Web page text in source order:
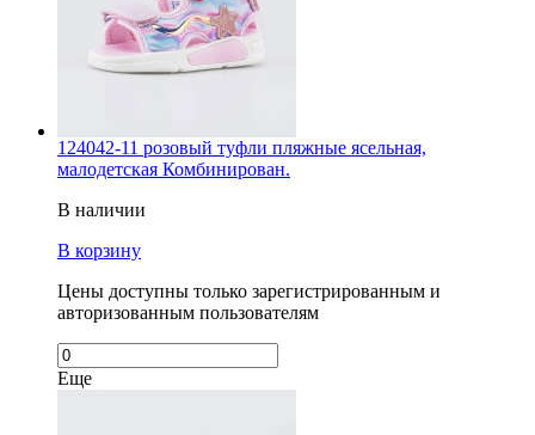
124042-11 розовый туфли пляжные ясельная,
малодетская Комбинирован.
В наличии
В корзину
Цены доступны только зарегистрированным и
авторизованным пользователям
Еще